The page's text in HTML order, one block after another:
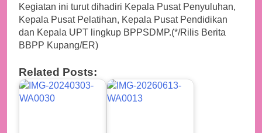
Kegiatan ini turut dihadiri Kepala Pusat Penyuluhan,
Kepala Pusat Pelatihan, Kepala Pusat Pendidikan
dan Kepala UPT lingkup BPPSDMP.(*/Rilis Berita
BBPP Kupang/ER)
Related Posts: